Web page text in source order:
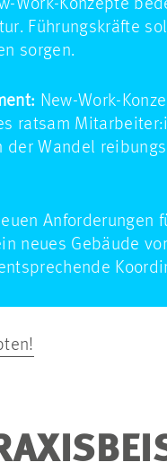
Work-Konzepte
Führungskräfte
sorgen.
New-Work-
ratsam
der Wandel
Anforderungen
neues Gebäude